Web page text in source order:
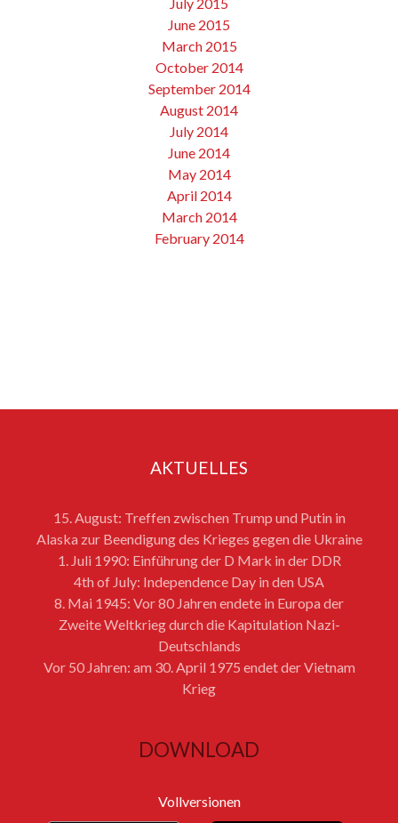
June 2015
March 2015
October 2014
September 2014
August 2014
July 2014
June 2014
May 2014
April 2014
March 2014
February 2014
AKTUELLES
15. August: Treffen zwischen Trump und Putin in
Alaska zur Beendigung des Krieges gegen die Ukraine
1. Juli 1990: Einführung der D Mark in der DDR
4th of July: Independence Day in den USA
8. Mai 1945: Vor 80 Jahren endete in Europa der
Zweite Weltkrieg durch die Kapitulation Nazi-
Deutschlands
Vor 50 Jahren: am 30. April 1975 endet der Vietnam
Krieg
DOWNLOAD
Vollversionen